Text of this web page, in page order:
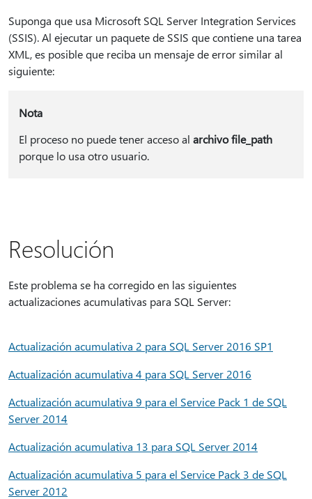
Suponga que usa Microsoft SQL Server Integration Services
(SSIS). Al ejecutar un paquete de SSIS que contiene una tarea
XML, es posible que reciba un mensaje de error similar al
siguiente:
Nota
El proceso no puede tener acceso al archivo file_path
porque lo usa otro usuario.
Resolución
Este problema se ha corregido en las siguientes
actualizaciones acumulativas para SQL Server:
Actualización acumulativa 2 para SQL Server 2016 SP1
Actualización acumulativa 4 para SQL Server 2016
Actualización acumulativa 9 para el Service Pack 1 de SQL
Server 2014
Actualización acumulativa 13 para SQL Server 2014
Actualización acumulativa 5 para el Service Pack 3 de SQL
Server 2012